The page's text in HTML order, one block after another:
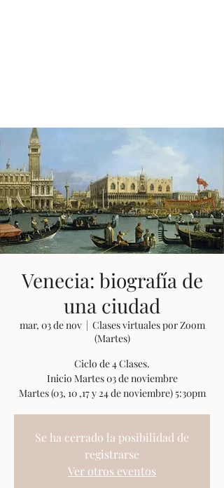
Venecia: biografía de
una ciudad
mar, 03 de nov
  |
Clases virtuales por Zoom
(Martes)
Ciclo de 4 Clases.
Inicio Martes 03 de noviembre
Martes (03, 10 ,17 y 24 de noviembre) 5:30pm
Se ha cerrado la posibilidad de
registrarse
Ver otros eventos